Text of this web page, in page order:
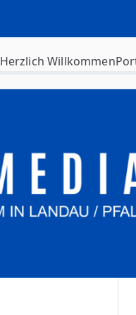
Herzlich Willkommen